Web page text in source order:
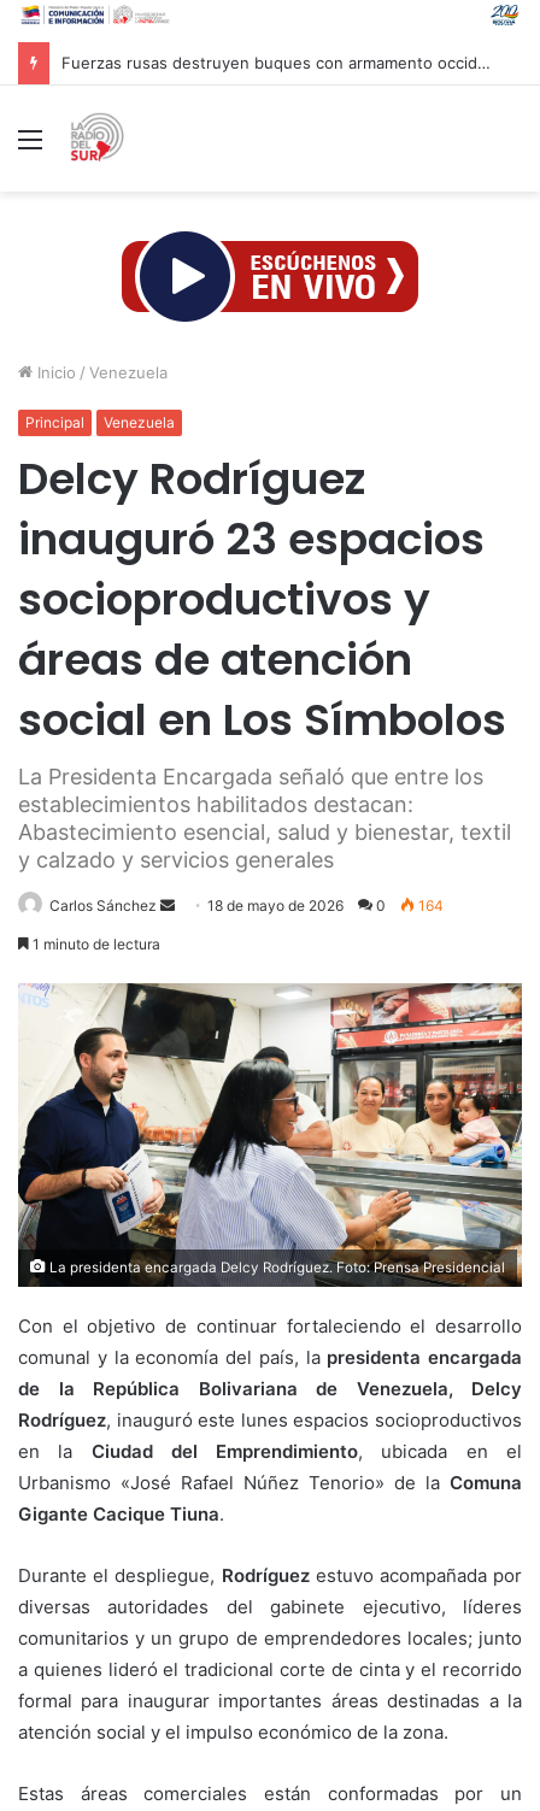
Primer ministro haitiano llama a coordinar fuerzas para enfrentar pandillas
Menú
Inicio / Venezuela
Principal Venezuela
Delcy Rodríguez
inauguró 23 espacios
socioproductivos y
áreas de atención
social en Los Símbolos
La Presidenta Encargada señaló que entre los
establecimientos habilitados destacan:
Abastecimiento esencial, salud y bienestar, textil
y calzado y servicios generales
Carlos Sánchez
Send18 de mayo de 2026 0 164
1 minuto de lectura
La presidenta encargada Delcy Rodríguez. Foto: Prensa Presidencial
Con el objetivo de continuar fortaleciendo el desarrollo
comunal y la economía del país, la presidenta encargada
de la República Bolivariana de Venezuela, Delcy
Rodríguez, inauguró este lunes espacios socioproductivos
en la Ciudad del Emprendimiento, ubicada en el
Urbanismo «José Rafael Núñez Tenorio» de la Comuna
Gigante Cacique Tiuna.
Durante el despliegue, Rodríguezestuvo acompañada por
diversas autoridades del gabinete ejecutivo, líderes
comunitarios y un grupo de emprendedores locales; junto
a quienes lideró el tradicional corte de cinta y el recorrido
formal para inaugurar importantes áreas destinadas a la
atención social y el impulso económico de la zona.
Estas áreas comerciales están conformadas por un